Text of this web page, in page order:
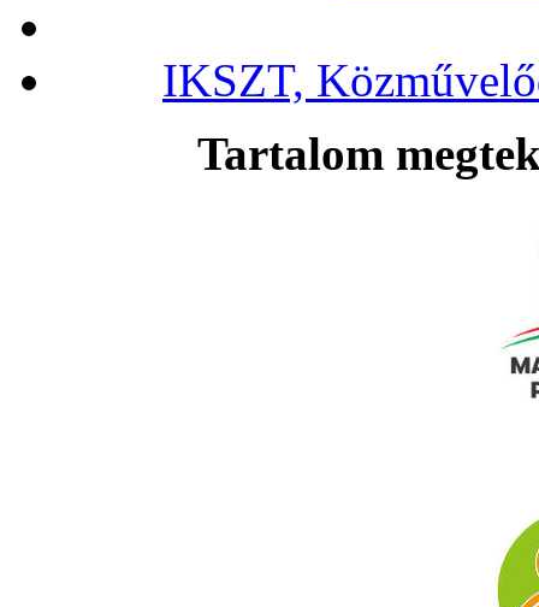
IKSZT,
Tartalom